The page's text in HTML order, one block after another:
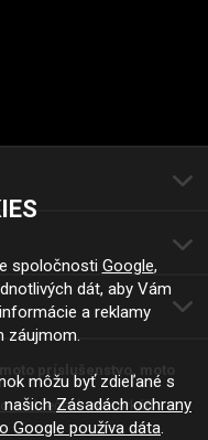
príslušenstvo, moto
oblečení - motorkáři
spoločnosti Google,
dát, aby Vám
a reklamy
záujmom.
môžu byť zdieľané s
našich Zásadách ochrany
Google používa dáta.